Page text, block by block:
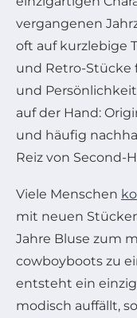
vergangenen
oft auf kurzlebige
und Retro-Stücke
und
auf der Hand:
und häufig
Reiz von Second-
Viele Menschen
mit neuen
Jahre Bluse zum
cowboyboots zu
entsteht ein
modisch auffällt,